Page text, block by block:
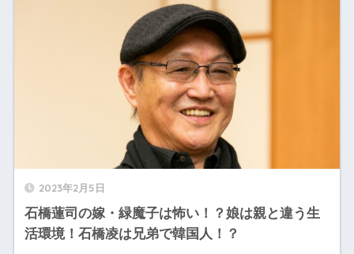
2023年2月5日
石橋蓮司の嫁・緑魔子は怖い！？娘は親と違う生
活環境！石橋凌は兄弟で韓国人！？